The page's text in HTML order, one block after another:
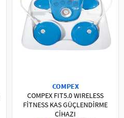
COMPEX
COMPEX FIT5.0 WIRELESS
FİTNESS KAS GÜÇLENDİRME
CİHAZI